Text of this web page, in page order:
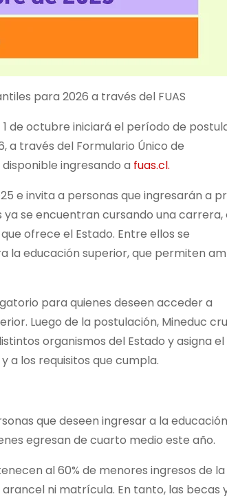
para 2026 a través del FUAS
de octubre iniciará el período de
a través del Formulario Único de
ingresando a fuas.cl.
e invita a personas que ingresarán a
se encuentran cursando una carrera,
ofrece el Estado. Entre ellos se
la educación superior, que permiten
para quienes deseen acceder a
Luego de la postulación, Mineduc
organismos del Estado y asigna el
a los requisitos que cumpla.
que deseen ingresar a la educación
egresan de cuarto medio este año.
al 60% de menores ingresos de la
ni matrícula. En tanto, las becas